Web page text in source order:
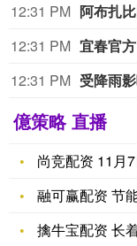
12:31 PM
12:31 PM 宜春官
12:31 PM 受降雨
億策略 直播
尚竞配资 11月
融可赢配资 节能
擒牛宝配资 长